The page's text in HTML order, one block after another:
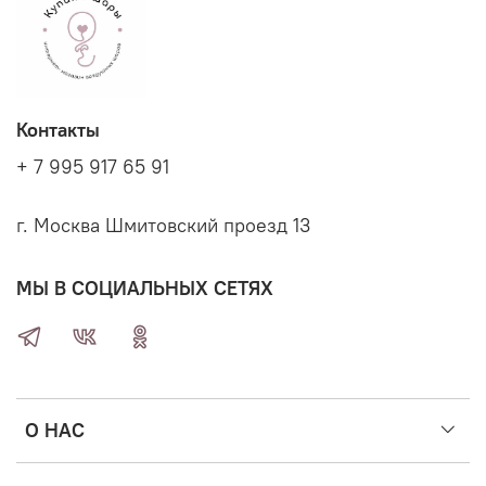
О НАС
Контакты
+ 7 995 917 65 91
г. Москва Шмитовский проезд 13
МЫ В СОЦИАЛЬНЫХ СЕТЯХ